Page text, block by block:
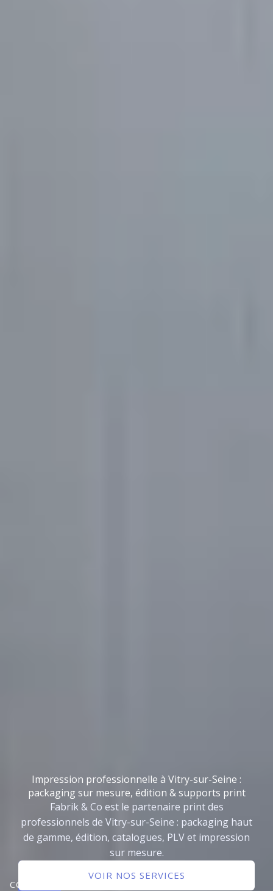
Impression professionnelle à Vitry-sur-Seine :
packaging sur mesure, édition & supports print
Fabrik & Co est le partenaire print des
professionnels de Vitry-sur-Seine : packaging haut
de gamme, édition, catalogues, PLV et impression
sur mesure.
CONTACTER
VOIR NOS SERVICES